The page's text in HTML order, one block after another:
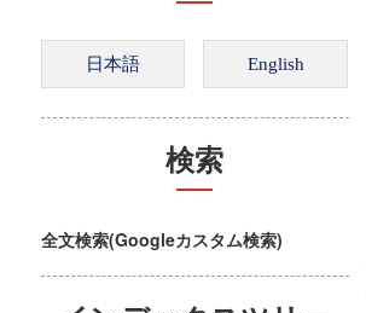
検索
全文検索(Googleカスタム検索)